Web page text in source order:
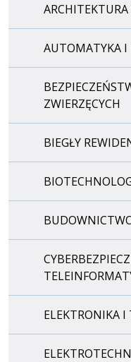
AUTOMATYKA I
ZWIERZĘCYCH
BIEGŁY
ELEKTRONIKA I